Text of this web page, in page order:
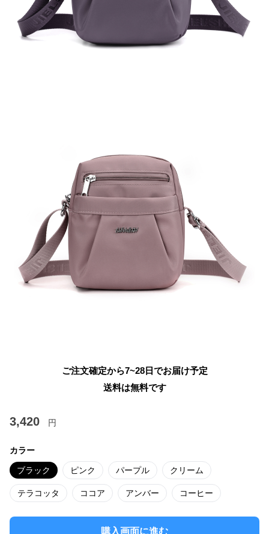
ご注文確定から7~28日でお届け予定
送料は無料です
3,420 円
カラー
ブラック ピンク パープル クリーム
テラコッタ ココア アンバー コーヒー
購入画面に進む